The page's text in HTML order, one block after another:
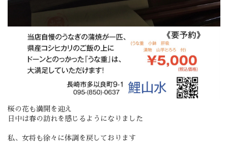
桜の花も満開を迎え
日中は春の訪れを感じるようになりました
私、女将も徐々に体調を戻しております